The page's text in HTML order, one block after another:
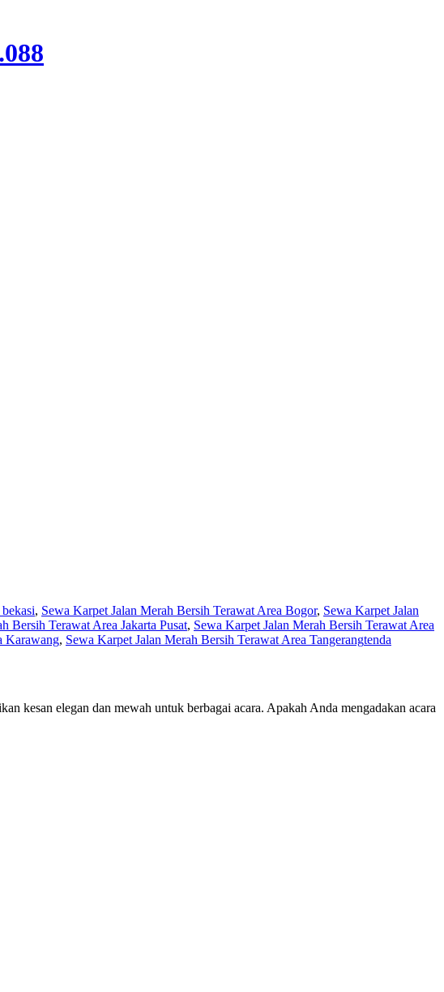
, Sewa Karpet Jalan Merah Bersih Terawat Area Bogor, Sewa Karpet Jalan
Bersih Terawat Area Jakarta Pusat, Sewa Karpet Jalan Merah Bersih Terawat Area
Karawang, Sewa Karpet Jalan Merah Bersih Terawat Area Tangerangtenda
kesan elegan dan mewah untuk berbagai acara. Apakah Anda mengadakan acara